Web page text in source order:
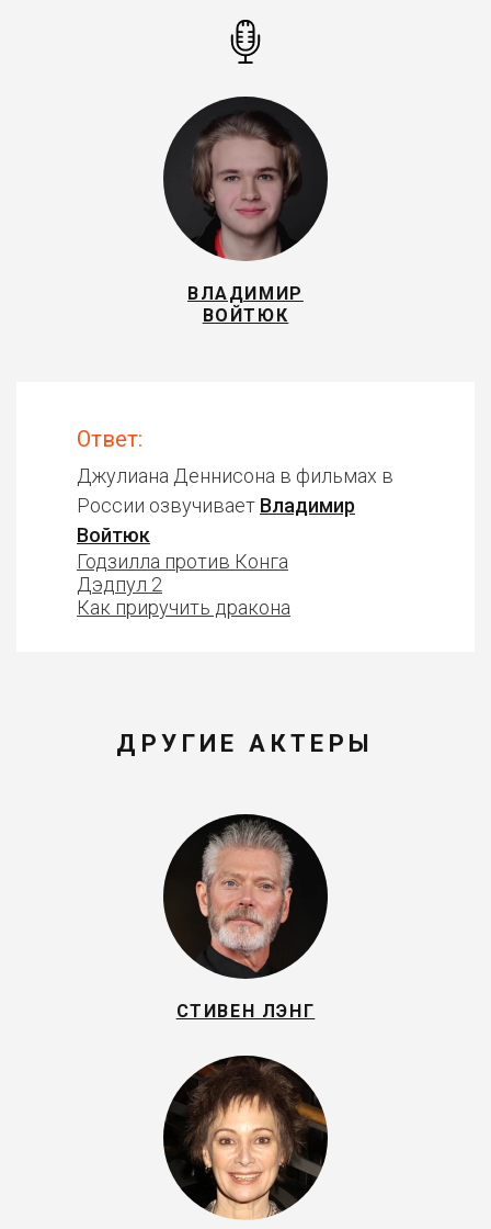
ВЛАДИМИР
ВОЙТЮК
Ответ:
Джулиана Деннисона в фильмах в
России озвучивает Владимир
Войтюк
Годзилла против Конга
Дэдпул 2
Как приручить дракона
ДРУГИЕ АКТЕРЫ
СТИВЕН ЛЭНГ